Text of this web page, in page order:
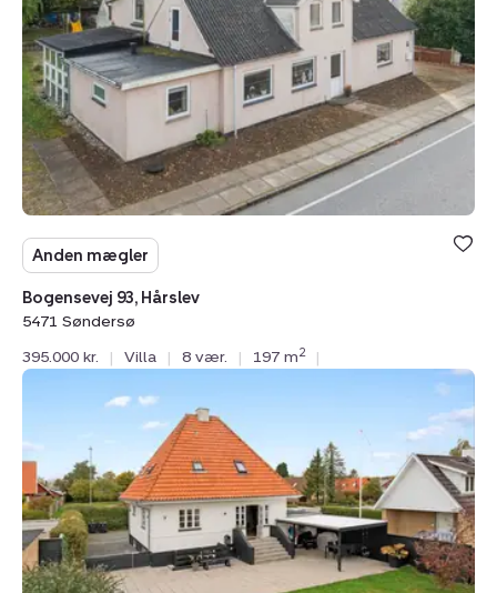
Hårslev,
5471
Søndersø
Anden mægler
Bogensevej 93, Hårslev
5471 Søndersø
395.000 kr.
| Villa | 8 vær. | 197 m2 |
Odensevej
72,
5471
Søndersø